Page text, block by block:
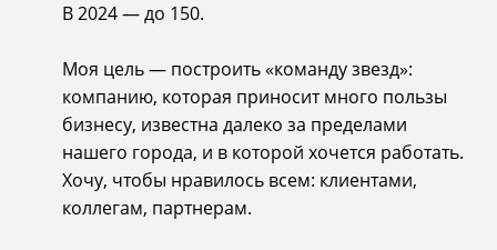
В 2024 — до 150.
Моя цель — построить «команду звезд»:
компанию, которая приносит много пользы
бизнесу, известна далеко за пределами
нашего города, и в которой хочется работать.
Хочу, чтобы нравилось всем: клиентами,
коллегам, партнерам.